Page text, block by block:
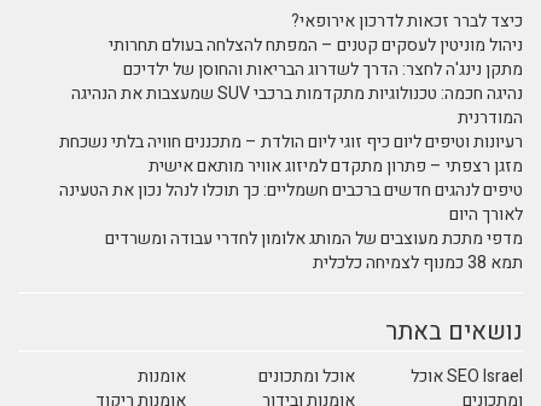
כיצד לברר זכאות לדרכון אירופאי?
ניהול מוניטין לעסקים קטנים – המפתח להצלחה בעולם תחרותי
מתקן נינג'ה לחצר: הדרך לשדרוג הבריאות והחוסן של ילדיכם
נהיגה חכמה: טכנולוגיות מתקדמות ברכבי SUV שמעצבות את הנהיגה
המודרנית
רעיונות וטיפים ליום כיף זוגי ליום הולדת – מתכננים חוויה בלתי נשכחת
מזגן רצפתי – פתרון מתקדם למיזוג אוויר מותאם אישית
טיפים לנהגים חדשים ברכבים חשמליים: כך תוכלו לנהל נכון את הטעינה
לאורך היום
מדפי מתכת מעוצבים של המותג אלומון לחדרי עבודה ומשרדים
תמא 38 כמנוף לצמיחה כלכלית
נושאים באתר
SEO Israel אוכל
אוכל ומתכונים
אומנות